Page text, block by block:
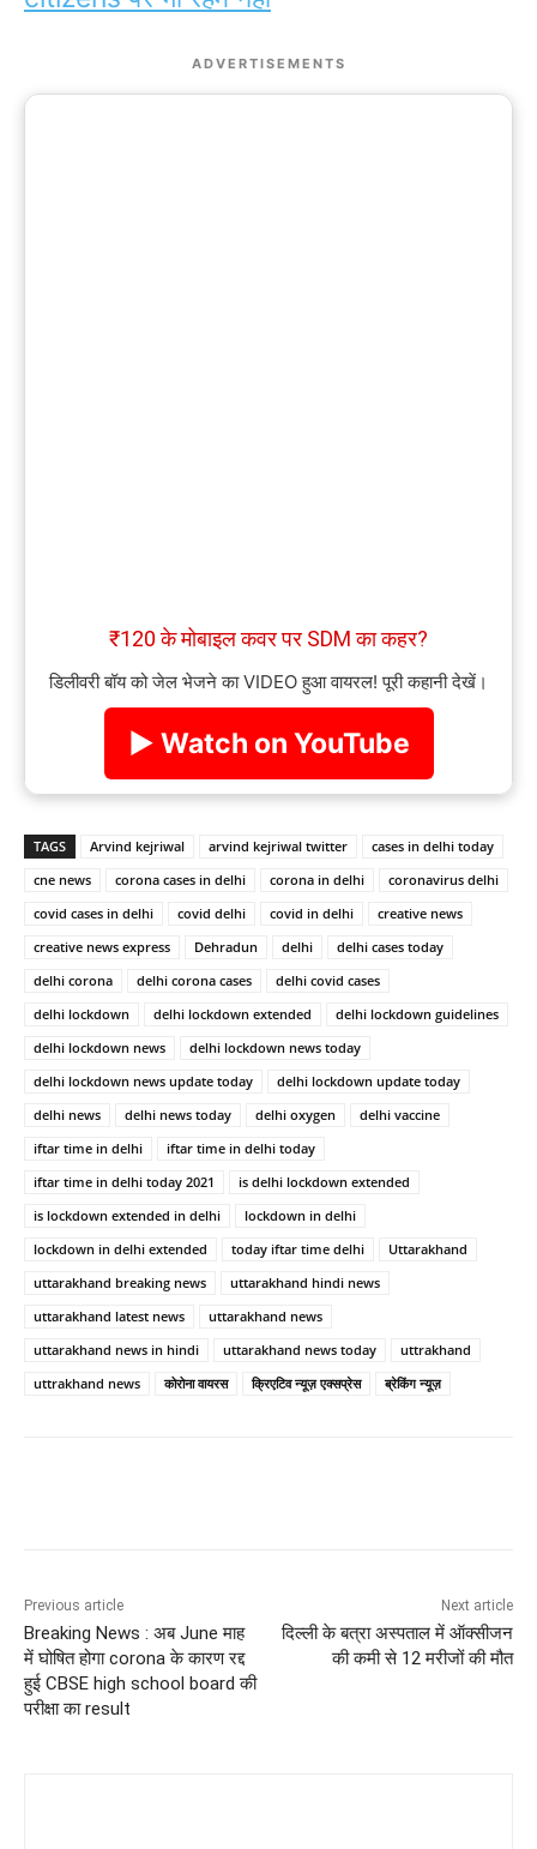
ADVERTISEMENTS
₹120 के मोबाइल कवर पर SDM का कहर?
डिलीवरी बॉय को जेल भेजने का VIDEO हुआ वायरल! पूरी कहानी देखें।
▶ Watch on YouTube
TAGS Arvind kejriwal arvind kejriwal twitter
cases in delhi today
cne news
corona cases in delhi corona in delhi
coronavirus delhi
covid cases in delhi
covid delhi covid in delhi
creative news
creative news express
Dehradun delhi
delhi cases today
delhi corona
delhi corona cases
delhi covid cases
delhi lockdown
delhi lockdown extended
delhi lockdown guidelines
delhi lockdown news
delhi lockdown news today
delhi lockdown news update today
delhi lockdown update today
delhi news
delhi news today delhi oxygen
delhi vaccine
iftar time in delhi
iftar time in delhi today
iftar time in delhi today 2021
is delhi lockdown extended
is lockdown extended in delhi
lockdown in delhi
lockdown in delhi extended
today iftar time delhi
Uttarakhand
uttarakhand breaking news
uttarakhand hindi news
uttarakhand latest news
uttarakhand news
uttarakhand news in hindi
uttarakhand news today
uttrakhand
uttrakhand news
कोरोना वायरस क्रिएटिव न्यूज़ एक्सप्रेस ब्रेकिंग न्यूज़
Previous article
Breaking News : अब June माह
में घोषित होगा corona के कारण रद्द
हुई CBSE high school board की
परीक्षा का result
Next article
दिल्ली के बत्रा अस्पताल में ऑक्सीजन
की कमी से 12 मरीजों की मौत